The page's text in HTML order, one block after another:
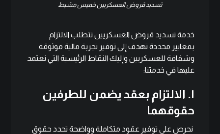
تسديد قروض العسكريين خميس مشيط
خدمة تسديد قروض العسكريين تتطلب الالتزام
بمعايير محددة تهدف إلى توفير تجربة مالية موثوقة
وشفافة للعسكريين وإليك النقاط الرئيسية التي نعتمد
عليها في خدمتنا:
١. الالتزام بعقد يضمن للطرفين
حقوقهما
نحرص على توفير عقود متكاملة وواضحة تحدد حقوق